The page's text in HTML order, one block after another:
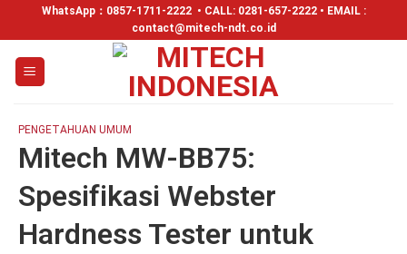
WhatsApp： 0857-1711-2222 • CALL: 0281-657-2222 • EMAIL :
contact@mitech-ndt.co.id
PENGETAHUAN UMUM
Mitech MW-BB75:
Spesifikasi Webster
Hardness Tester untuk